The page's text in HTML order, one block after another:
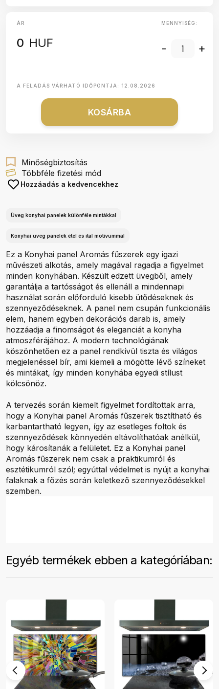
ÁR
0 HUF
MENNYISÉG:
- +
A FELADÁS VÁRHATÓ IDŐPONTJA: 12.08.2026
KOSÁRBA
Minőségbiztosítás
Többféle fizetési mód
Hozzáadás a kedvencekhez
Üveg konyhai panelek különféle mintákkal
Konyhai üveg panelek étel és ital motívummal
Ez a Konyhai panel Aromás fűszerek egy igazi
művészeti alkotás, amely magával ragadja a figyelmet
minden konyhában. Készült edzett üvegből, amely
garantálja a tartósságot és ellenáll a mindennapi
használat során előforduló kisebb ütődéseknek és
szennyeződéseknek. A panel nem csupán funkcionális
elem, hanem egyben dekorációs darab is, amely
hozzáadja a finomságot és eleganciát a konyha
atmoszférájához. A modern technológiának
köszönhetően ez a panel rendkívül tiszta és világos
megjelenéssel bír, ami kiemeli a mögötte lévő színeket
és mintákat, így minden konyhába egyedi stílust
kölcsönöz.
A tervezés során kiemelt figyelmet fordítottak arra,
hogy a Konyhai panel Aromás fűszerek tisztítható és
karbantartható legyen, így az esetleges foltok és
szennyeződések könnyedén eltávolíthatóak anélkül,
hogy károsítanák a felületet. Ez a Konyhai panel
Aromás fűszerek nem csak a praktikumról és
esztétikumról szól; egyúttal védelmet is nyújt a konyhai
falaknak a főzés során keletkező szennyeződésekkel
szemben.
Egyéb termékek ebben a kategóriában: